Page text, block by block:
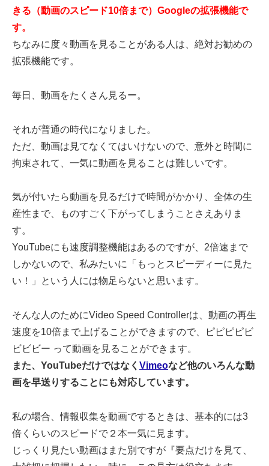
きる（動画のスピード10倍まで）Googleの拡張機能で
す。
ちなみに度々動画を見ることがある人は、絶対お勧めの
拡張機能です。
毎日、動画をたくさん見るー。
それが普通の時代になりました。
ただ、動画は見てなくてはいけないので、意外と時間に
拘束されて、一気に動画を見ることは難しいです。
気が付いたら動画を見るだけで時間がかかり、全体の生
産性まで、ものすごく下がってしまうことさえありま
す。
YouTubeにも速度調整機能はあるのですが、2倍速まで
しかないので、私みたいに「もっとスピーディーに見た
い！」という人には物足らないと思います。
そんな人のためにVideo Speed Controllerは、動画の再生
速度を10倍まで上げることができますので、ピピピピビ
ビビビー って動画を見ることができます。
また、YouTubeだけではなく Vimeoなど他のいろんな動
画を早送りすることにも対応しています。
私の場合、情報収集を動画でするときは、基本的には3
倍くらいのスピードで２本一気に見ます。
じっくり見たい動画はまた別ですが『要点だけを見て、